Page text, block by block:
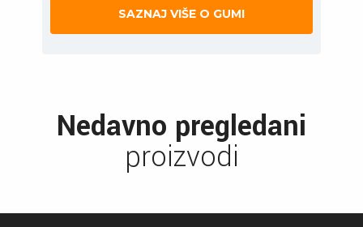
SAZNAJ VIŠE O GUMI
Nedavno pregledani
proizvodi